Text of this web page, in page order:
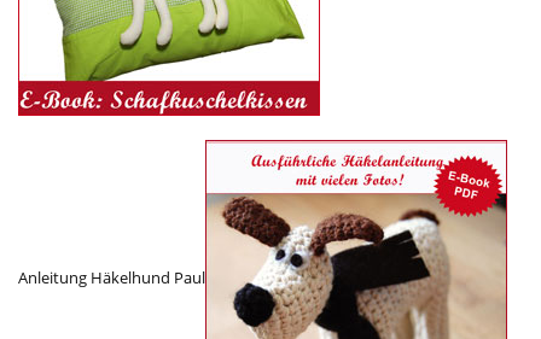
Anleitung Häkelhund Paul